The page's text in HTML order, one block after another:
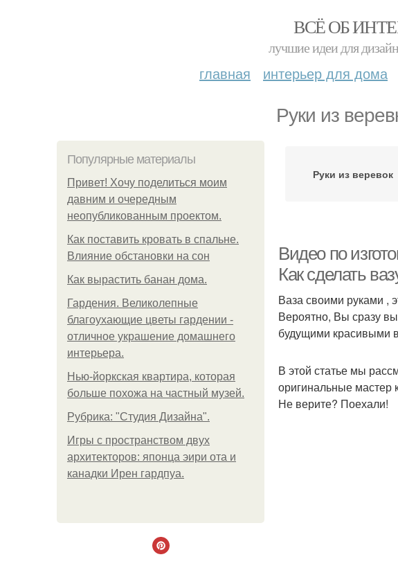
ВСЁ ОБ
лучшие идеи для
главная интерьер для дома
Руки из
Популярные материалы
Привет! Хочу поделиться моим
давним и очередным
неопубликованным проектом.
Как поставить кровать в спальне.
Влияние обстановки на сон
Как вырастить банан дома.
Гардения. Великолепные
благоухающие цветы гардении -
отличное украшение домашнего
интерьера.
Нью-йоркская квартира, которая
больше похожа на частный музей.
Рубрика: "Студия Дизайна".
Игры с пространством двух
архитекторов: японца эири ота и
канадки Ирен гардпуа.
Руки из веревок
Видео по
Как сделать
Ваза своими руками ,
Вероятно, Вы сразу
будущими красивыми
В этой статье мы
оригинальные мастер
Не верите? Поехали!